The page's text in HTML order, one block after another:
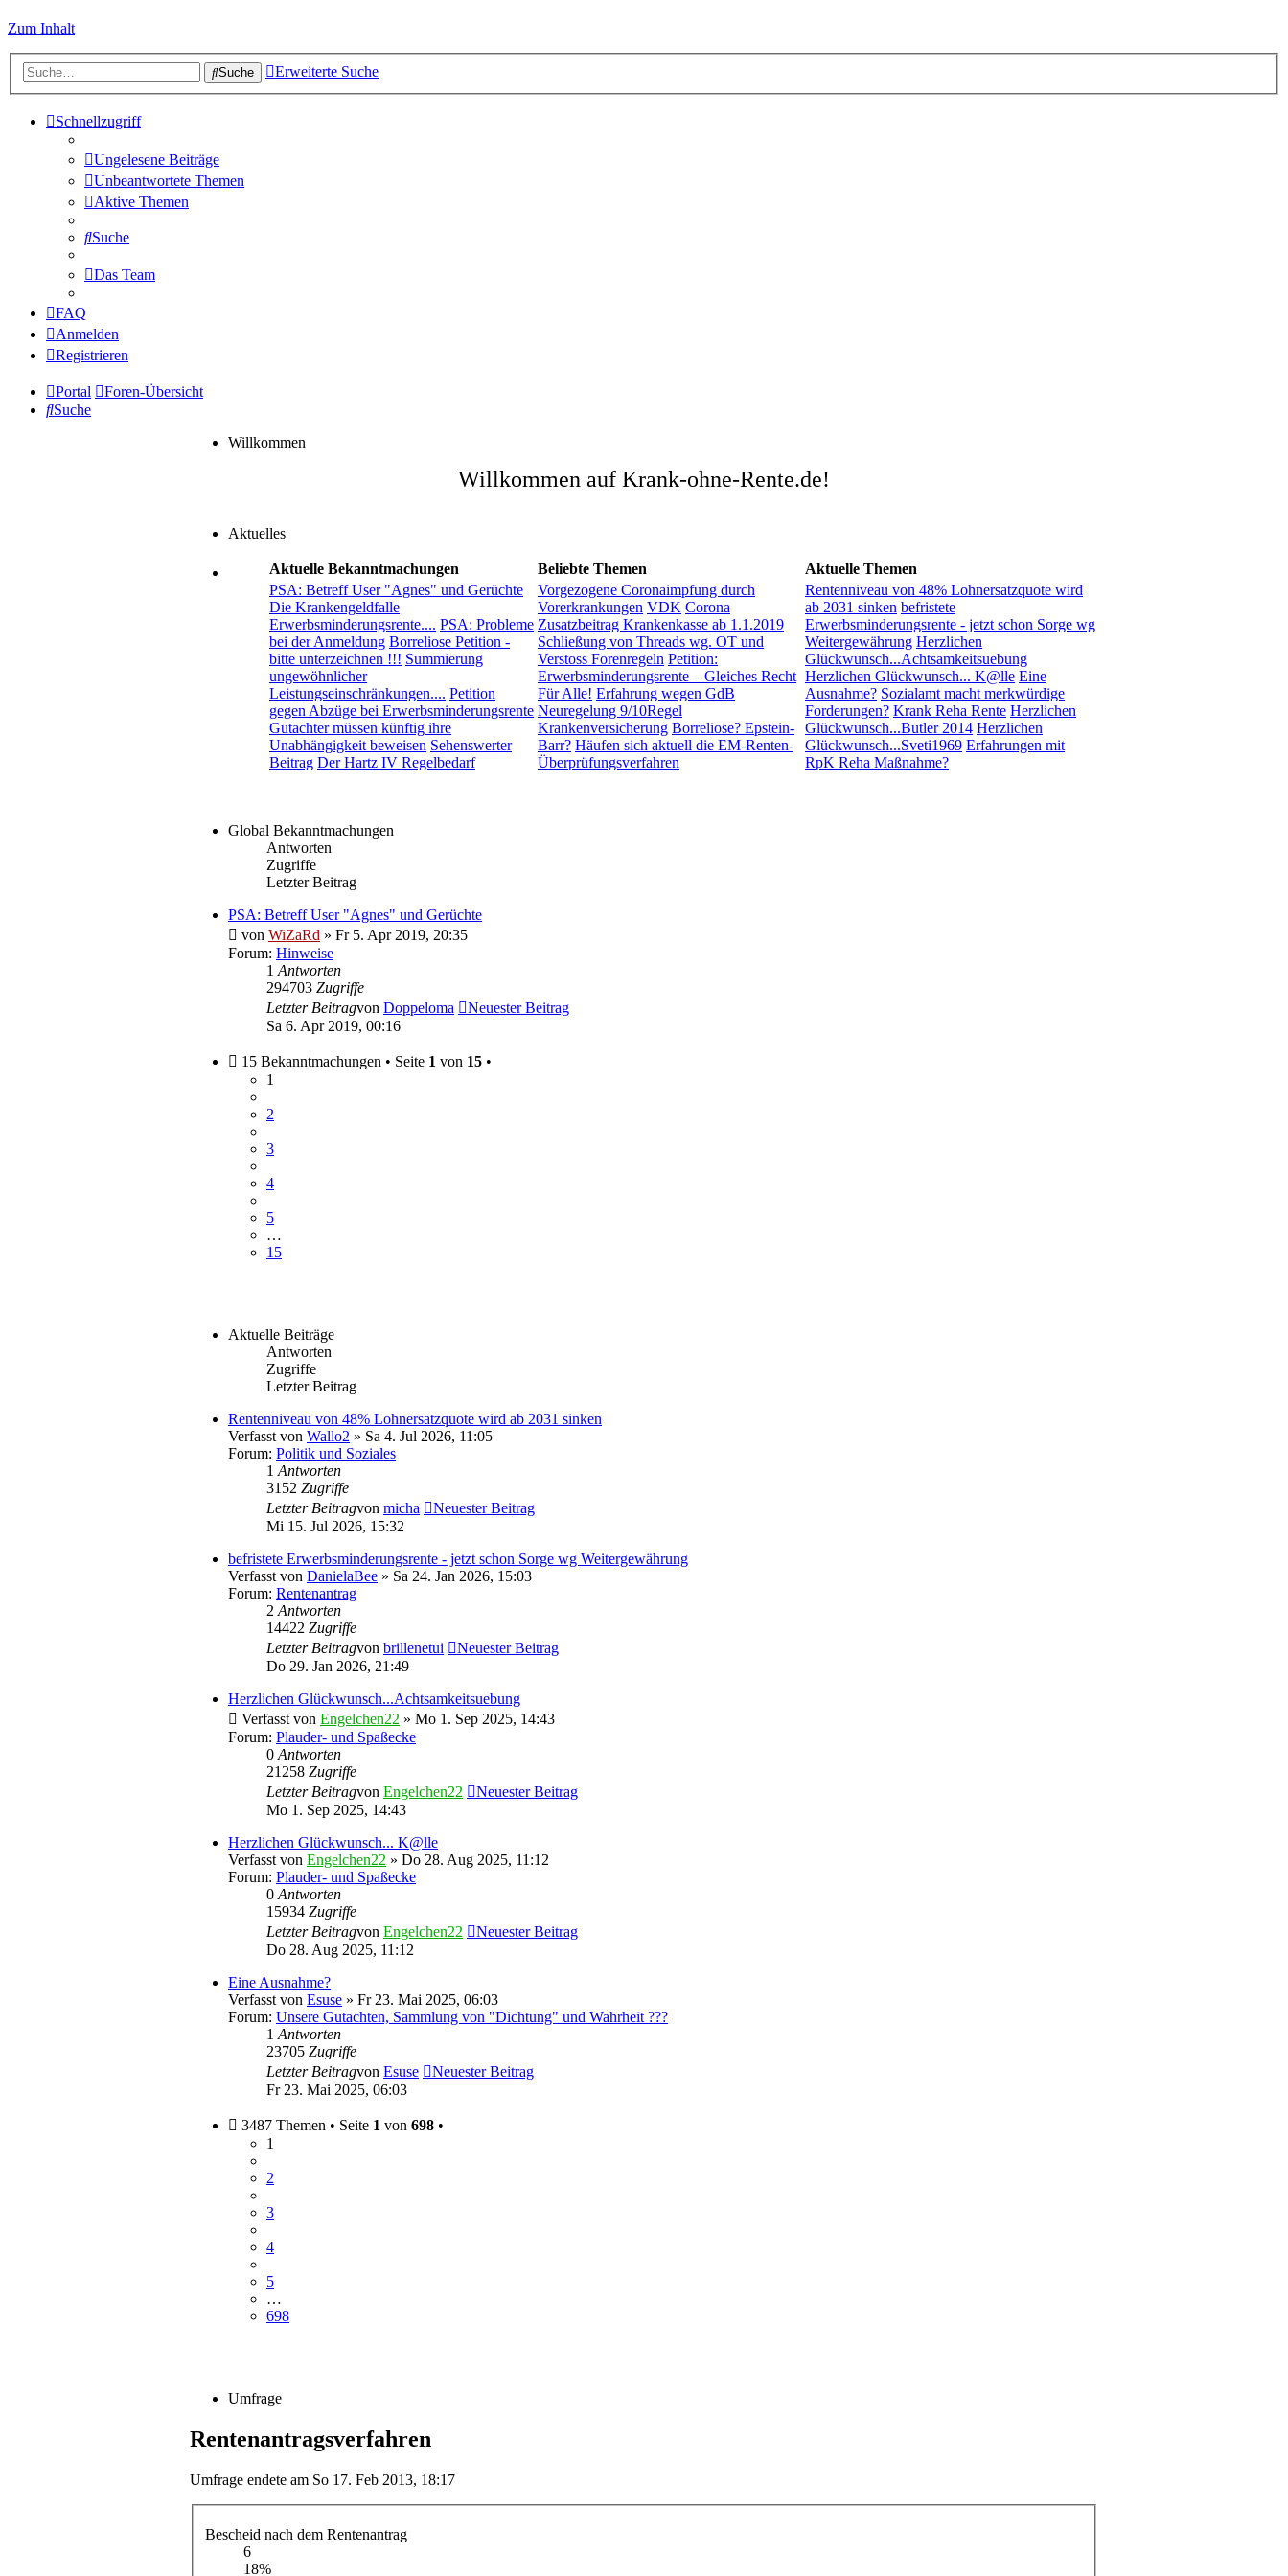
Zum Inhalt
Suche Erweiterte Suche
Schnellzugriff
Ungelesene Beiträge
Unbeantwortete Themen
Aktive Themen
Suche
Das Team
FAQ
Anmelden
Registrieren
Portal
Foren-Übersicht
Suche
Willkommen
Willkommen auf Krank-ohne-Rente.de!
Aktuelles
Aktuelle Bekanntmachungen Beliebte Themen
Aktuelle Themen
PSA: Betreff User "Agnes" und Gerüchte
Die Krankengeldfalle
Erwerbsminderungsrente.... PSA: Probleme
bei der Anmeldung Borreliose Petition -
bitte unterzeichnen !!! Summierung
ungewöhnlicher
Leistungseinschränkungen.... Petition
gegen Abzüge bei Erwerbsminderungsrente
Gutachter müssen künftig ihre
Unabhängigkeit beweisen Sehenswerter
Beitrag Der Hartz IV Regelbedarf
Vorgezogene Coronaimpfung durch
Vorerkrankungen VDK Corona
Zusatzbeitrag Krankenkasse ab 1.1.2019
Schließung von Threads wg. OT und
Verstoss Forenregeln Petition:
Erwerbsminderungsrente – Gleiches Recht
Für Alle! Erfahrung wegen GdB
Neuregelung 9/10Regel
Krankenversicherung Borreliose? Epstein-
Barr? Häufen sich aktuell die EM-Renten-
Überprüfungsverfahren
Rentenniveau von 48% Lohnersatzquote wird
ab 2031 sinken befristete
Erwerbsminderungsrente - jetzt schon Sorge wg
Weitergewährung Herzlichen
Glückwunsch...Achtsamkeitsuebung
Herzlichen Glückwunsch... K@lle Eine
Ausnahme? Sozialamt macht merkwürdige
Forderungen? Krank Reha Rente Herzlichen
Glückwunsch...Butler 2014 Herzlichen
Glückwunsch...Sveti1969 Erfahrungen mit
RpK Reha Maßnahme?
Global Bekanntmachungen
Antworten
Zugriffe
Letzter Beitrag
PSA: Betreff User "Agnes" und Gerüchte
von WiZaRd » Fr 5. Apr 2019, 20:35
Forum: Hinweise
1 Antworten
294703 Zugriffe
Letzter Beitragvon Doppeloma
Neuester Beitrag
Sa 6. Apr 2019, 00:16
15 Bekanntmachungen • Seite 1 von 15 •
1
2
3
4
5
…
15
Aktuelle Beiträge
Antworten
Zugriffe
Letzter Beitrag
Rentenniveau von 48% Lohnersatzquote wird ab 2031 sinken
Verfasst von Wallo2 » Sa 4. Jul 2026, 11:05
Forum: Politik und Soziales
1 Antworten
3152 Zugriffe
Letzter Beitragvon micha
Neuester Beitrag
Mi 15. Jul 2026, 15:32
befristete Erwerbsminderungsrente - jetzt schon Sorge wg Weitergewährung
Verfasst von DanielaBee » Sa 24. Jan 2026, 15:03
Forum: Rentenantrag
2 Antworten
14422 Zugriffe
Letzter Beitragvon brillenetui
Neuester Beitrag
Do 29. Jan 2026, 21:49
Herzlichen Glückwunsch...Achtsamkeitsuebung
Verfasst von Engelchen22 » Mo 1. Sep 2025, 14:43
Forum: Plauder- und Spaßecke
0 Antworten
21258 Zugriffe
Letzter Beitragvon Engelchen22
Neuester Beitrag
Mo 1. Sep 2025, 14:43
Herzlichen Glückwunsch... K@lle
Verfasst von Engelchen22 » Do 28. Aug 2025, 11:12
Forum: Plauder- und Spaßecke
0 Antworten
15934 Zugriffe
Letzter Beitragvon Engelchen22
Neuester Beitrag
Do 28. Aug 2025, 11:12
Eine Ausnahme?
Verfasst von Esuse » Fr 23. Mai 2025, 06:03
Forum: Unsere Gutachten, Sammlung von "Dichtung" und Wahrheit ???
1 Antworten
23705 Zugriffe
Letzter Beitragvon Esuse
Neuester Beitrag
Fr 23. Mai 2025, 06:03
3487 Themen • Seite 1 von 698 •
1
2
3
4
5
…
698
Umfrage
Rentenantragsverfahren
Umfrage endete am So 17. Feb 2013, 18:17
Bescheid nach dem Rentenantrag
6
18%